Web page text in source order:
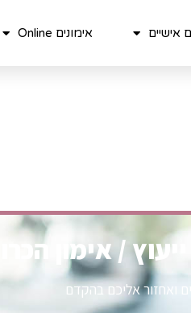
אישיים אימונים Online
/ אימון הכרות
ואחזור אליכם בהקדם